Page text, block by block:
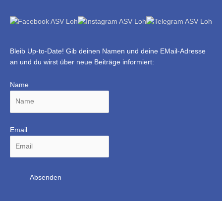
Bleib Up-to-Date! Gib deinen Namen und deine EMail-Adresse
an und du wirst über neue Beiträge informiert:
Name
Email